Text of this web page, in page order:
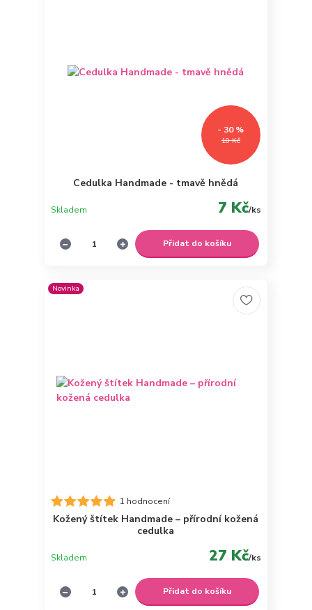
10 Kč
- 30 %
Cedulka Handmade - tmavě hnědá
7 Kč/ks
Skladem
Přidat do košíku
Novinka
1 hodnocení
Kožený štítek Handmade – přírodní kožená
cedulka
27 Kč/ks
Skladem
Přidat do košíku